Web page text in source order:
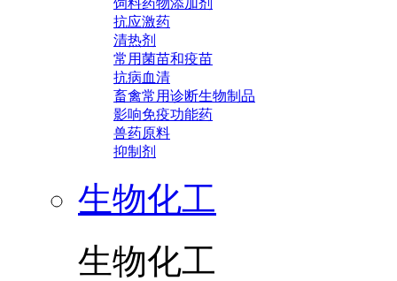
饲料药物添加剂
抗应激药
清热剂
常用菌苗和疫苗
抗病血清
畜禽常用诊断生物制品
影响免疫功能药
兽药原料
抑制剂
生物化工
生物化工